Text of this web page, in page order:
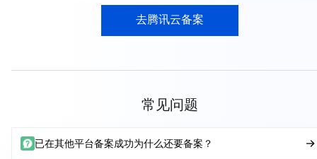
去腾讯云备案
常见问题
已在其他平台备案成功为什么还要备案？